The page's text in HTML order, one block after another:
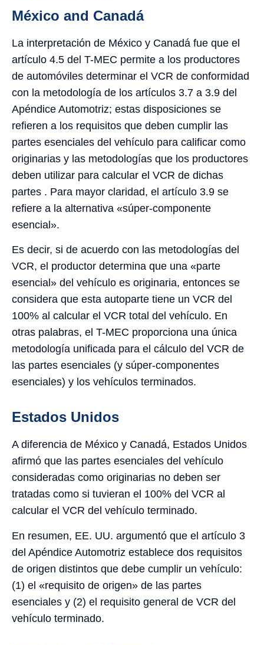
México and Canadá
La interpretación de México y Canadá fue que el
artículo 4.5 del T-MEC permite a los productores
de automóviles determinar el VCR de conformidad
con la metodología de los artículos 3.7 a 3.9 del
Apéndice Automotriz; estas disposiciones se
refieren a los requisitos que deben cumplir las
partes esenciales del vehículo para calificar como
originarias y las metodologías que los productores
deben utilizar para calcular el VCR de dichas
partes . Para mayor claridad, el artículo 3.9 se
refiere a la alternativa «súper-componente
esencial».
Es decir, si de acuerdo con las metodologías del
VCR, el productor determina que una «parte
esencial» del vehículo es originaria, entonces se
considera que esta autoparte tiene un VCR del
100% al calcular el VCR total del vehículo. En
otras palabras, el T-MEC proporciona una única
metodología unificada para el cálculo del VCR de
las partes esenciales (y súper-componentes
esenciales) y los vehículos terminados.
Estados Unidos
A diferencia de México y Canadá, Estados Unidos
afirmó que las partes esenciales del vehículo
consideradas como originarias no deben ser
tratadas como si tuvieran el 100% del VCR al
calcular el VCR del vehículo terminado.
En resumen, EE. UU. argumentó que el artículo 3
del Apéndice Automotriz establece dos requisitos
de origen distintos que debe cumplir un vehículo:
(1) el «requisito de origen» de las partes
esenciales y (2) el requisito general de VCR del
vehículo terminado.